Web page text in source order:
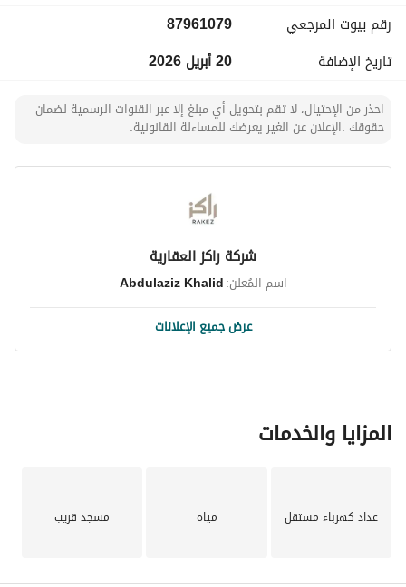
40 م
معامل البناء:
إمكانية البناء:
8 أدوار + ملحق
مناسب للمشاريع التجارية والاستثمارية
سهولة الوصول للطرق الرئيسية
كثافة سكانية وخدمية عالية
رقم بيوت المرجعي
87961079
تاريخ الإضافة
20 أبريل 2026
احذر من الإحتيال، لا تقم بتحويل أي مبلغ إلا عبر القنوات الرسمية لضمان
حقوقك .الإعلان عن الغير يعرضك للمساءلة القانونية.
شركة راكز العقارية
اسم المُعلن:Abdulaziz Khalid
عرض جميع الإعلانات
المزايا والخدمات
عداد كهرباء مستقل مياه مسجد قريب